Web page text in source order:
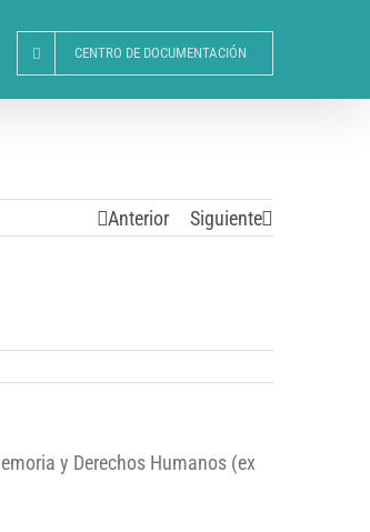
CENTRO DE DOCUMENTACIÓN
Anterior Siguiente
y Derechos Humanos (ex